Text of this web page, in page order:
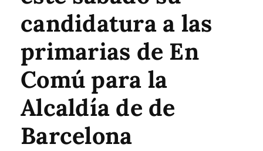
candidatura a las
primarias de En
Comú para la
Alcaldía de de
Barcelona